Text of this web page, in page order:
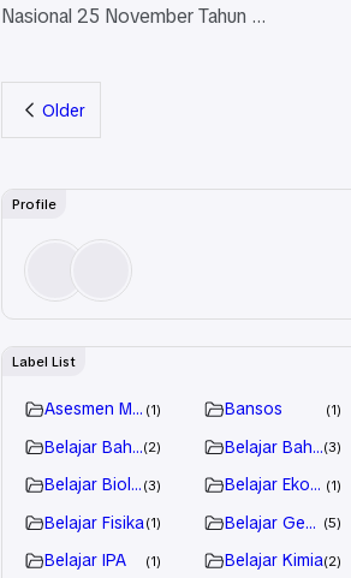
Nasional 25 November Tahun …
Older
Profile
Label List
Asesmen Madrasah
1 Bansos 1
Belajar Bahasa
2 Belajar Bahasa3
Belajar Biologi
3 Belajar Ekonomi
1
Belajar Fisika 1 Belajar Geografi
5
Belajar IPA 1 Belajar Kimia 2